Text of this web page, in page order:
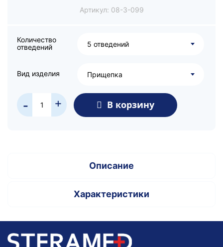
Артикул: 08-3-099
Количество
отведений
5 отведений
Вид изделия Прищепка
- + В корзину
Описание
Характеристики